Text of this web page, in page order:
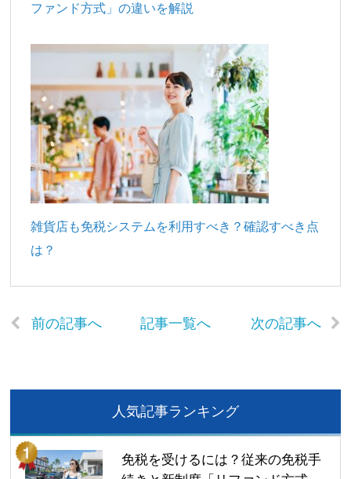
ファンド方式」の違いを解説
雑貨店も免税システムを利用すべき？確認すべき点
は？
前の記事へ 記事一覧へ 次の記事へ
人気記事ランキング
免税を受けるには？従来の免税手